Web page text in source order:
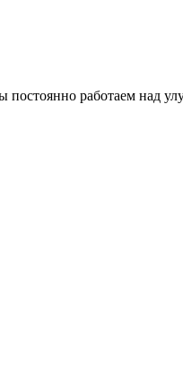
постоянно работаем над